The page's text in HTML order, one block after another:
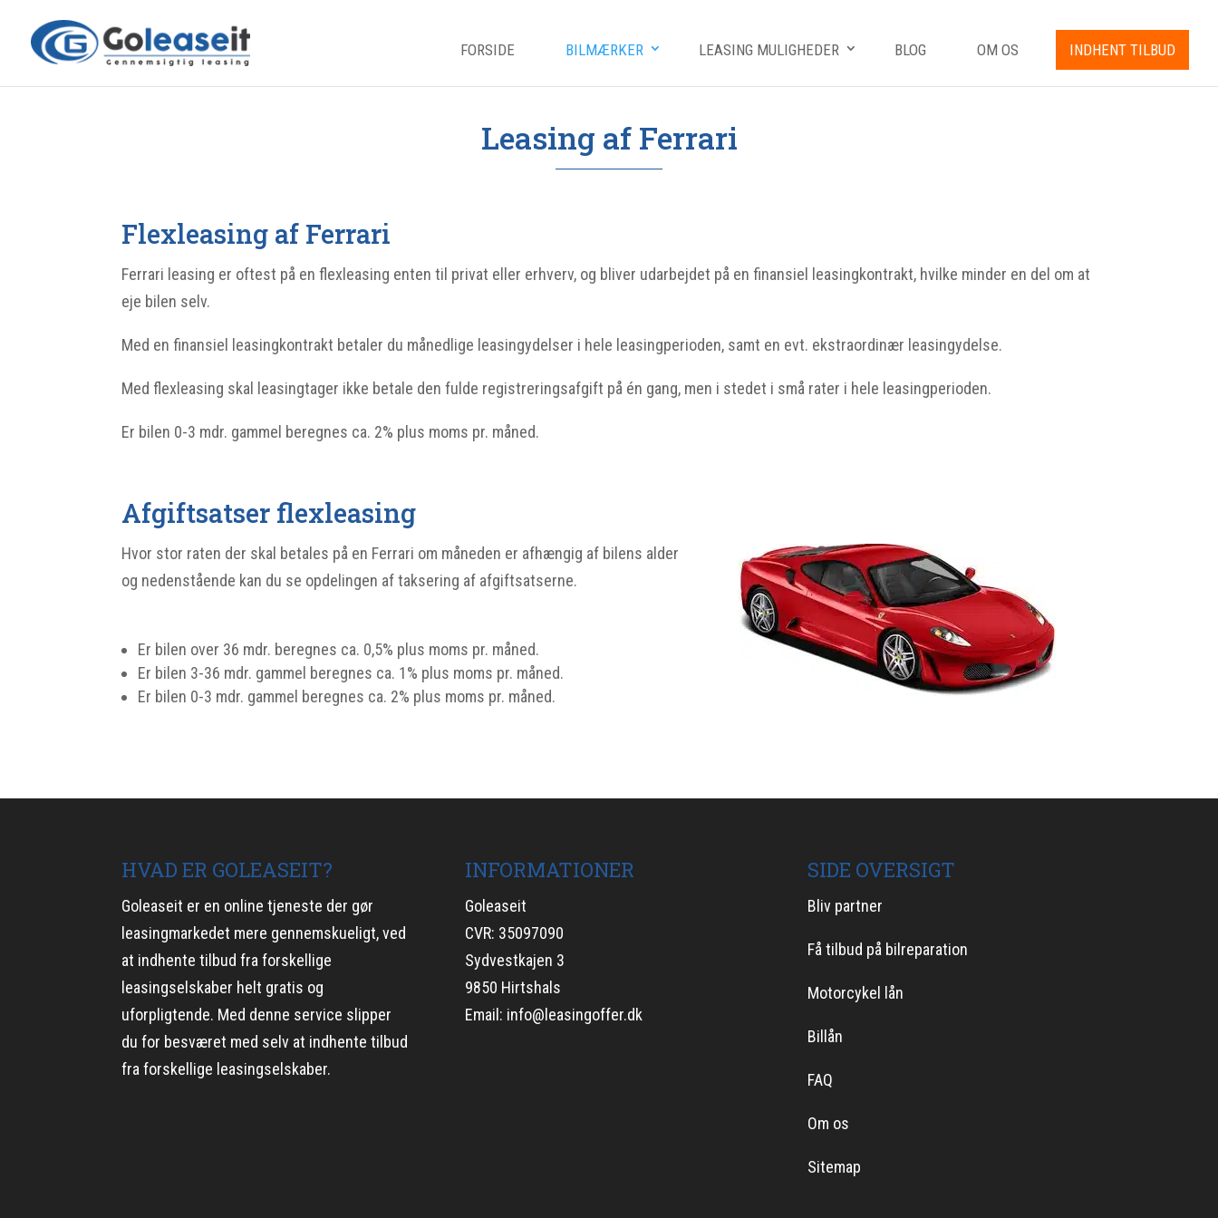
FORSIDE BILMÆRKER LEASING MULIGHEDER BLOG OM OS INDHENT TILBUD
Leasing af Ferrari
Flexleasing af Ferrari
Ferrari leasing er oftest på en flexleasing enten til privat eller erhverv, og bliver udarbejdet på en finansiel leasingkontrakt, hvilke minder en del om at
eje bilen selv.
Med en finansiel leasingkontrakt betaler du månedlige leasingydelser i hele leasingperioden, samt en evt. ekstraordinær leasingydelse.
Med flexleasing skal leasingtager ikke betale den fulde registreringsafgift på én gang, men i stedet i små rater i hele leasingperioden.
Er bilen 0-3 mdr. gammel beregnes ca. 2% plus moms pr. måned.
Afgiftsatser flexleasing
Hvor stor raten der skal betales på en Ferrari om måneden er afhængig af bilens alder
og nedenstående kan du se opdelingen af taksering af afgiftsatserne.
Er bilen over 36 mdr. beregnes ca. 0,5% plus moms pr. måned.
Er bilen 3-36 mdr. gammel beregnes ca. 1% plus moms pr. måned.
Er bilen 0-3 mdr. gammel beregnes ca. 2% plus moms pr. måned.
HVAD ER GOLEASEIT?
Goleaseit er en online tjeneste der gør
leasingmarkedet mere gennemskueligt, ved
at indhente tilbud fra forskellige
leasingselskaber helt gratis og
uforpligtende. Med denne service slipper
du for besværet med selv at indhente tilbud
fra forskellige leasingselskaber.
INFORMATIONER
Goleaseit
CVR: 35097090
Sydvestkajen 3
9850 Hirtshals
Email: info@leasingoffer.dk
SIDE OVERSIGT
Bliv partner
Få tilbud på bilreparation
Motorcykel lån
Billån
FAQ
Om os
Sitemap